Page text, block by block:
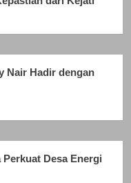
Nair Hadir dengan
Desa Energi